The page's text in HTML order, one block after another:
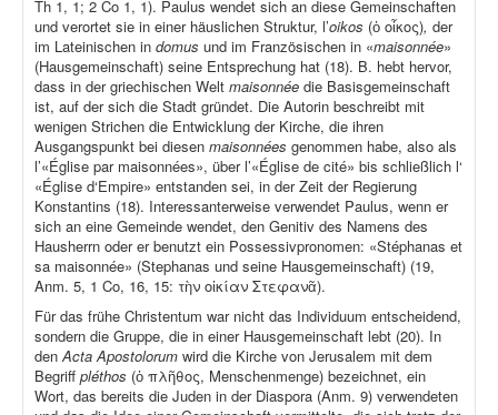
Th 1, 1; 2 Co 1, 1). Paulus wendet sich an diese Gemeinschaften
und verortet sie in einer häuslichen Struktur, l’oikos (ὁ οἶκος), der
im Lateinischen in domus und im Französischen in «maisonnée»
(Hausgemeinschaft) seine Entsprechung hat (18). B. hebt hervor,
dass in der griechischen Welt maisonnée die Basisgemeinschaft
ist, auf der sich die Stadt gründet. Die Autorin beschreibt mit
wenigen Strichen die Entwicklung der Kirche, die ihren
Ausgangspunkt bei diesen maisonnées genommen habe, also als
l’«Église par maisonnées», über l’«Église de cité» bis schließlich l‘
«Église d‘Empire» entstanden sei, in der Zeit der Regierung
Konstantins (18). Interessanterweise verwendet Paulus, wenn er
sich an eine Gemeinde wendet, den Genitiv des Namens des
Hausherrn oder er benutzt ein Possessivpronomen: «Stéphanas et
sa maisonnée» (Stephanas und seine Hausgemeinschaft) (19,
Anm. 5, 1 Co, 16, 15: τὴν οἰκίαν Στεφανᾶ).
Für das frühe Christentum war nicht das Individuum entscheidend,
sondern die Gruppe, die in einer Hausgemeinschaft lebt (20). In
denActa Apostolorum wird die Kirche von Jerusalem mit dem
Begriff pléthos (ὁ πλῆθος, Menschenmenge) bezeichnet, ein
Wort, das bereits die Juden in der Diaspora (Anm. 9) verwendeten